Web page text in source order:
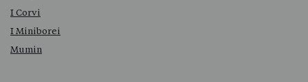
I Corvi
I Miniborei
Mumin